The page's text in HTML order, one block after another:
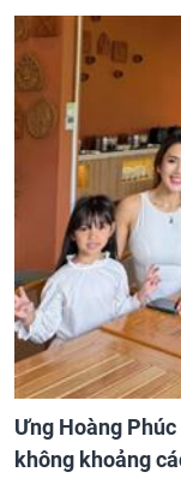
Ưng Hoàng
không khoảng